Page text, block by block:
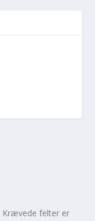
Krævede felter er